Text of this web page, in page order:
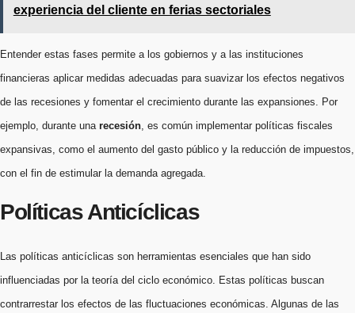
experiencia del cliente en ferias sectoriales
Entender estas fases permite a los gobiernos y a las instituciones
financieras aplicar medidas adecuadas para suavizar los efectos negativos
de las recesiones y fomentar el crecimiento durante las expansiones. Por
ejemplo, durante una recesión, es común implementar políticas fiscales
expansivas, como el aumento del gasto público y la reducción de impuestos,
con el fin de estimular la demanda agregada.
Políticas Anticíclicas
Las políticas anticíclicas son herramientas esenciales que han sido
influenciadas por la teoría del ciclo económico. Estas políticas buscan
contrarrestar los efectos de las fluctuaciones económicas. Algunas de las